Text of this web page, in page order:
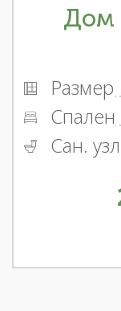
Дом
Размер
Спален
Сан.